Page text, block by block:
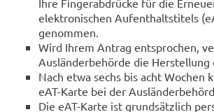
Ihre Fingerabdrücke für die
elektronischen Aufenthaltstitels
genommen.
Wird Ihrem Antrag entsprochen,
Ausländerbehörde die Herstellung
Nach etwa sechs bis acht Wochen
eAT-Karte bei der
Die eAT-Karte ist grundsätzlich